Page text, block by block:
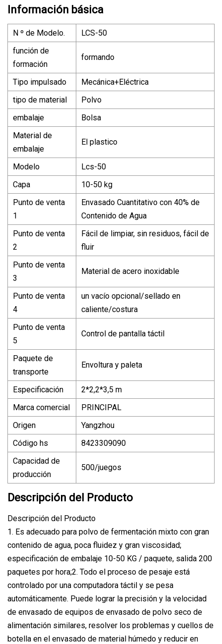
Información básica
N º de Modelo.
LCS-50
función de
formación
formando
Tipo impulsado
Mecánica+Eléctrica
tipo de material
Polvo
embalaje
Bolsa
Material de
embalaje
El plastico
Modelo
Lcs-50
Capa
10-50 kg
Punto de venta
1
Envasado Cuantitativo con 40% de
Contenido de Agua
Punto de venta
2
Fácil de limpiar, sin residuos, fácil de
fluir
Punto de venta
3
Material de acero inoxidable
Punto de venta
4
un vacío opcional/sellado en
caliente/costura
Punto de venta
5
Control de pantalla táctil
Paquete de
transporte
Envoltura y paleta
Especificación
2*2,2*3,5 m
Marca comercial
PRINCIPAL
Origen
Yangzhou
Código hs
8423309090
Capacidad de
producción
500/juegos
Descripción del Producto
Descripción del Producto
1. Es adecuado para polvo de fermentación mixto con gran
contenido de agua, poca fluidez y gran viscosidad;
especificación de embalaje 10-50 KG / paquete, salida 200
paquetes por hora;2. Todo el proceso de pesaje está
controlado por una computadora táctil y se pesa
automáticamente. Puede lograr la precisión y la velocidad
de envasado de equipos de envasado de polvo seco de
alimentación similares, resolver los problemas y cuellos de
botella en el envasado de material húmedo y reducir en